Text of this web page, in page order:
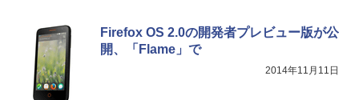
Firefox OS 2.0の開発者プレビュー版が公
開、「Flame」で
2014年11月11日